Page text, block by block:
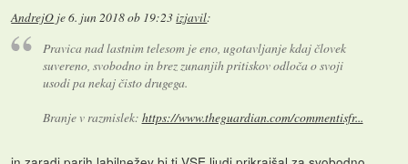
AndrejO je6. jun 2018 ob 19:23izjavil:
Pravica nad lastnim telesom je eno, ugotavljanje kdaj človek
suvereno, svobodno in brez zunanjih pritiskov odloča o svoji
usodi pa nekaj čisto drugega.
Branje v razmislek: https://www.theguardian.com/commentisfr...